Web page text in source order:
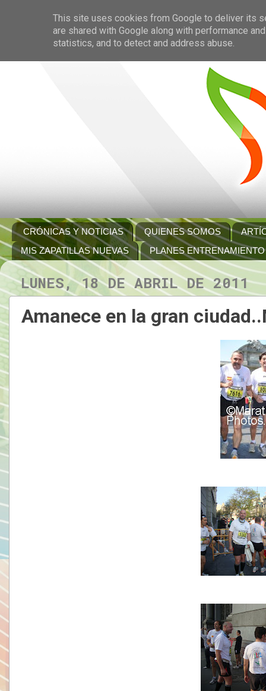
CRÓNICAS Y NOTICIAS QUIENES SOMOS
MIS ZAPATILLAS NUEVAS
PLANES ENTRENAMIENTO
LUNES, 18 DE ABRIL DE 2011
Amanece en la gran
This site uses cookies from Google to deliver its
are shared with Google along with performance
statistics, and to detect and address abuse.